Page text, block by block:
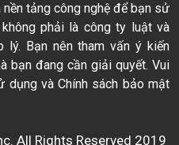
tảng công nghệ để bạn sử
phải là công ty luật và
lý. Bạn nên tham vấn ý kiến
bạn đang cần giải quyết. Vui
dụng và Chính sách bảo mật
All Rights Reserved 2019